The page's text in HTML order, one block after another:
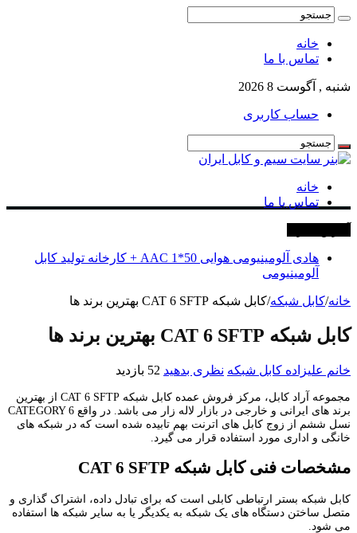
خانه
تماس با ما
شنبه , آگوست 8 2026
حساب کاربری
خانه
تماس با ما
هادی آلومینیومی هوایی 50*1 AAC + کارخانه تولید کابل
آلومینیومی
خانه/کابل شبکه/کابل شبکه CAT 6 SFTP بهترین برند ها
کابل شبکه CAT 6 SFTP بهترین برند ها
خانم علیزاده کابل شبکه نظری بدهید 52 بازدید
مجموعه آراد کابل، مرکز فروش عمده کابل شبکه CAT 6 SFTP از بهترین
برند های ایرانی و خارجی در بازار لاله زار می باشد. در واقع CATEGORY 6
نسل ششم از زوج کابل های اترنت بهم تابیده شده است که در شبکه های
خانگی و اداری مورد استفاده قرار می گیرد.
مشخصات فنی کابل شبکه CAT 6 SFTP
کابل شبکه بستر ارتباطی کابلی است که برای تبادل داده، اشتراک گذاری و
متصل ساختن دستگاه های یک شبکه به یکدیگر یا به سایر شبکه ها استفاده
می شود.